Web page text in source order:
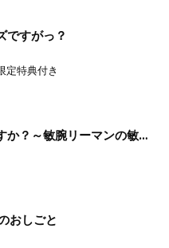
ですがっ？
定特典付き
か？～敏腕リーマンの敏感
おしごと